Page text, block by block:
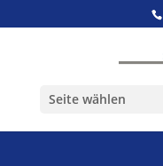
Seite wählen